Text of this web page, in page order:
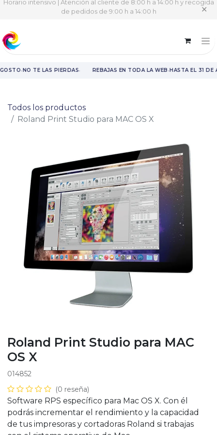
Horario intensivo | Atención al cliente de 8:00 h a 14:00 h y recogida
de pedidos de 9:00 h a 14:00 h ✕
·NO TE LAS PIERDAS· REBAJAS EN TODA LA WEB·HASTA EL 31 DE
Todos los productos
Roland Print Studio para MAC OS X
Roland Print Studio para MAC
OS X
014852
(0 reseña)
Software RPS específico para Mac OS X. Con él
podrás incrementar el rendimiento y la capacidad
de tus impresoras y cortadoras Roland si trabajas